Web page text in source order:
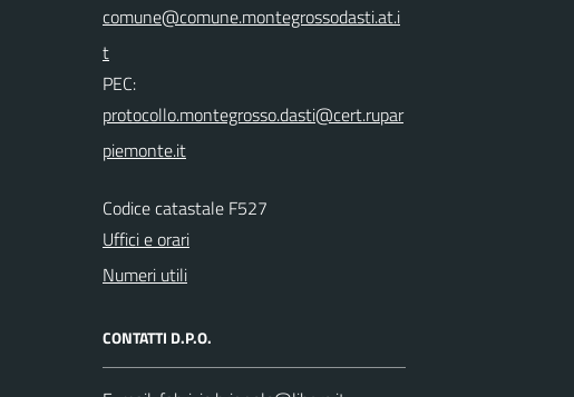
PEC:
Codice catastale F527
Uffici e orari
Numeri utili
CONTATTI D.P.O.